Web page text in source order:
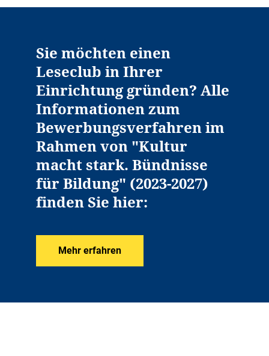
Sie möchten einen
Leseclub in Ihrer
Einrichtung gründen? Alle
Informationen zum
Bewerbungsverfahren im
Rahmen von "Kultur
macht stark. Bündnisse
für Bildung" (2023-2027)
finden Sie hier:
Mehr erfahren